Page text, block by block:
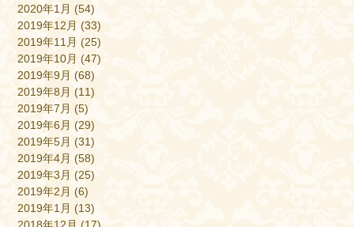
2020年1月 (54)
2019年12月 (33)
2019年11月 (25)
2019年10月 (47)
2019年9月 (68)
2019年8月 (11)
2019年7月 (5)
2019年6月 (29)
2019年5月 (31)
2019年4月 (58)
2019年3月 (25)
2019年2月 (6)
2019年1月 (13)